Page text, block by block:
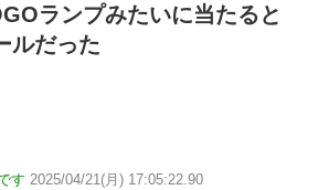
ランプみたいに当たると
ルだった
す 2025/04/21(月) 17:05:22.90